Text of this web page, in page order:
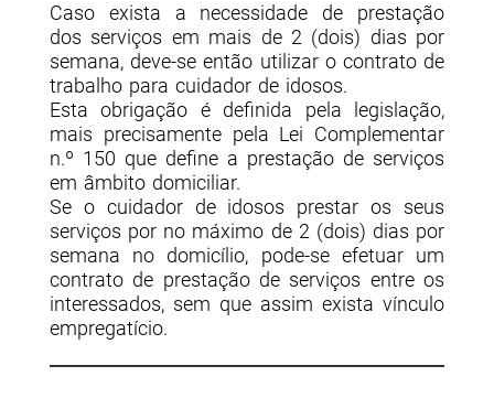
Caso exista a necessidade de prestação
dos serviços em mais de 2 (dois) dias por
semana, deve-se então utilizar o contrato de
trabalho para cuidador de idosos.
Esta obrigação é definida pela legislação,
mais precisamente pela Lei Complementar
n.º 150 que define a prestação de serviços
em âmbito domiciliar.
Se o cuidador de idosos prestar os seus
serviços por no máximo de 2 (dois) dias por
semana no domicílio, pode-se efetuar um
contrato de prestação de serviços entre os
interessados, sem que assim exista vínculo
empregatício.